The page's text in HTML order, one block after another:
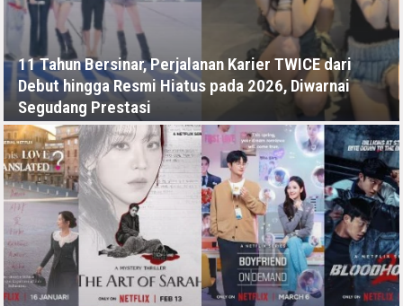
11 Tahun Bersinar, Perjalanan Karier TWICE dari
Debut hingga Resmi Hiatus pada 2026, Diwarnai
Segudang Prestasi
RABU, 15 JULI - 05:11 -00:00